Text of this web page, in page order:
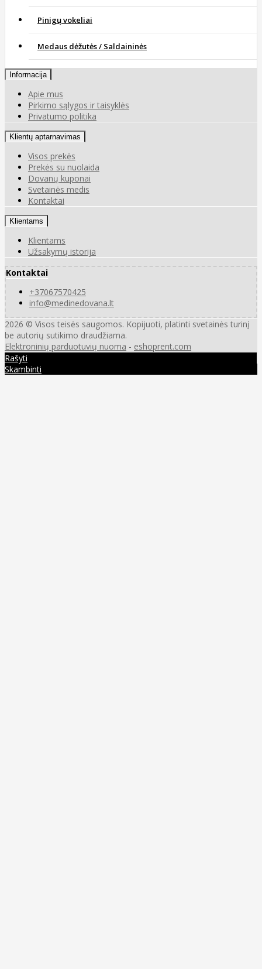
Pinigų vokeliai
Medaus dėžutės / Saldaininės
Informacija
Apie mus
Pirkimo sąlygos ir taisyklės
Privatumo politika
Klientų aptarnavimas
Visos prekės
Prekės su nuolaida
Dovanų kuponai
Svetainės medis
Kontaktai
Klientams
Klientams
Užsakymų istorija
Kontaktai
+37067570425
info@medinedovana.lt
2026 © Visos teisės saugomos. Kopijuoti, platinti svetainės turinį
be autorių sutikimo draudžiama.
Elektroninių parduotuvių nuoma - eshoprent.com
Rašyti
Skambinti